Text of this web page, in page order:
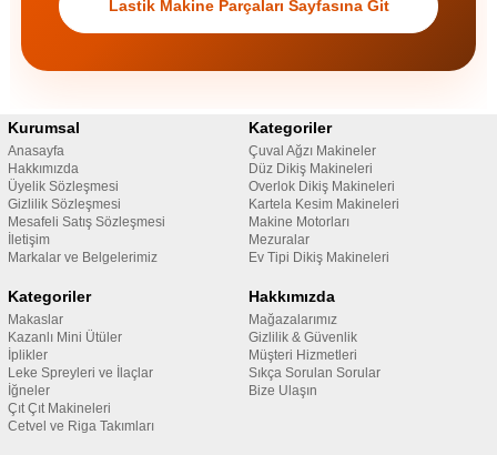
Lastik Makine Parçaları Sayfasına Git
Kurumsal
Anasayfa
Hakkımızda
Üyelik Sözleşmesi
Gizlilik Sözleşmesi
Mesafeli Satış Sözleşmesi
İletişim
Markalar ve Belgelerimiz
Kategoriler
Çuval Ağzı Makineler
Düz Dikiş Makineleri
Overlok Dikiş Makineleri
Kartela Kesim Makineleri
Makine Motorları
Mezuralar
Ev Tipi Dikiş Makineleri
Kategoriler
Makaslar
Kazanlı Mini Ütüler
İplikler
Leke Spreyleri ve İlaçlar
İğneler
Çıt Çıt Makineleri
Cetvel ve Riga Takımları
Hakkımızda
Mağazalarımız
Gizlilik & Güvenlik
Müşteri Hizmetleri
Sıkça Sorulan Sorular
Bize Ulaşın